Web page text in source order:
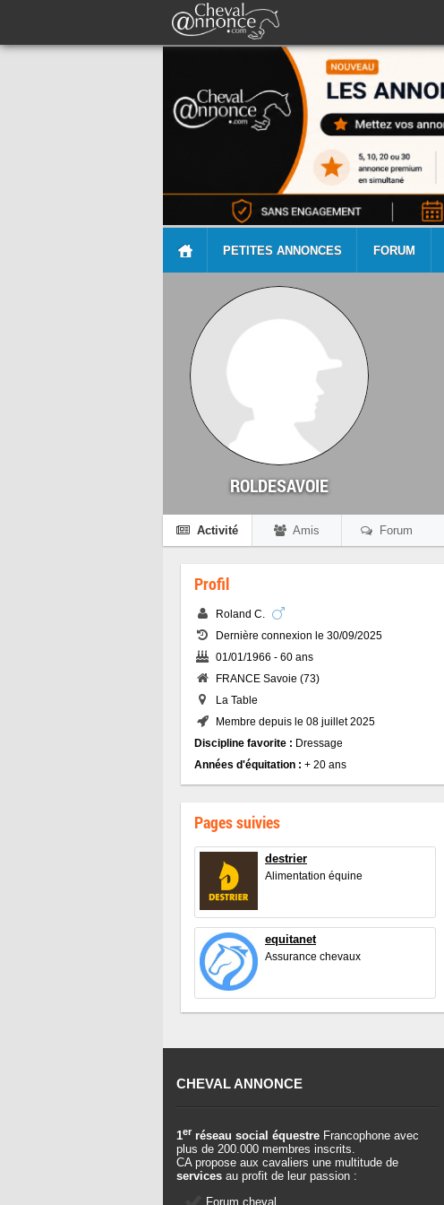
PETITES ANNONCES FORUM
ROLDESAVOIE
Activité Amis Forum
Profil
Roland C.
Dernière connexion le 30/09/2025
01/01/1966 - 60 ans
FRANCE Savoie (73)
La Table
Membre depuis le 08 juillet 2025
Discipline favorite : Dressage
Années d'équitation : + 20 ans
Pages suivies
destrier
Alimentation équine
equitanet
Assurance chevaux
CHEVAL ANNONCE
1er réseau social équestre Francophone avec
plus de 200.000 membres inscrits.
CA propose aux cavaliers une multitude de
services au profit de leur passion :
Forum cheval